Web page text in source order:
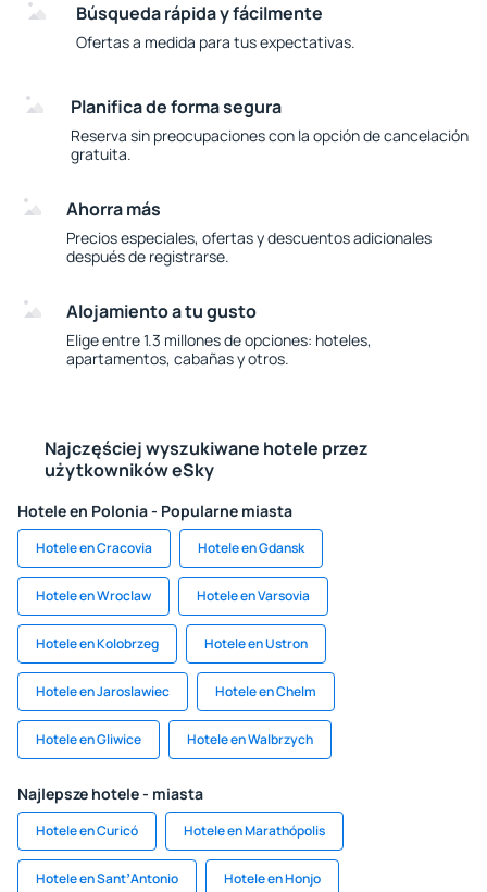
Búsqueda rápida y fácilmente
Ofertas a medida para tus expectativas.
Planifica de forma segura
Reserva sin preocupaciones con la opción de cancelación
gratuita.
Ahorra más
Precios especiales, ofertas y descuentos adicionales
después de registrarse.
Alojamiento a tu gusto
Elige entre 1.3 millones de opciones: hoteles,
apartamentos, cabañas y otros.
Najczęściej wyszukiwane hotele przez
użytkowników eSky
Hotele en Polonia - Popularne miasta
Hotele en Cracovia Hotele en Gdansk
Hotele en Wroclaw Hotele en Varsovia
Hotele en Kolobrzeg Hotele en Ustron
Hotele en Jaroslawiec Hotele en Chelm
Hotele en Gliwice Hotele en Walbrzych
Najlepsze hotele - miasta
Hotele en Curicó Hotele en Marathópolis
Hotele en SantʼAntonio Hotele en Honjo